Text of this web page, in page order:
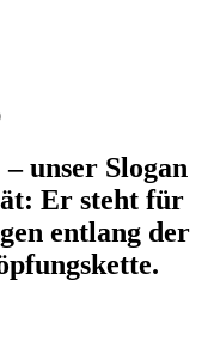
unser Slogan
Er steht für
entlang der